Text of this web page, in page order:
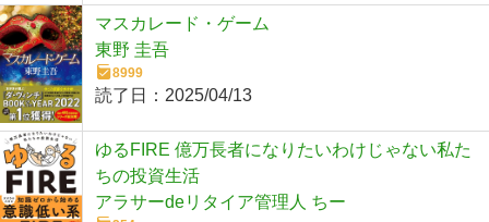
マスカレード・ゲーム
東野 圭吾
8999
読了日： 2025/04/13
ゆるFIRE 億万長者になりたいわけじゃない私た
ちの投資生活
アラサーdeリタイア管理人 ちー